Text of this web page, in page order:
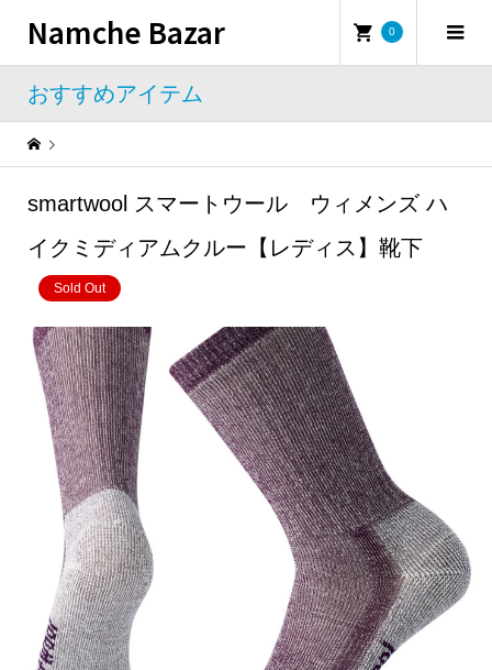
Namche Bazar 0
おすすめアイテム
smartwool スマートウール ウィメンズ ハイクミディアムクルー【レディス】靴下
smartwool スマートウール ウィメンズ ハ
イクミディアムクルー【レディス】靴下
Sold Out